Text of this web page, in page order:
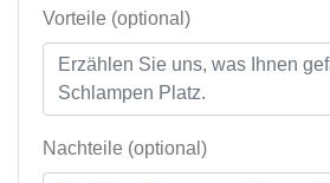
Vorteile (optional)
Nachteile (optional)